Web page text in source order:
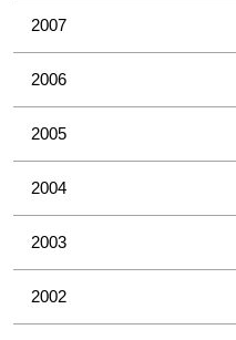
2007
2006
2005
2004
2003
2002